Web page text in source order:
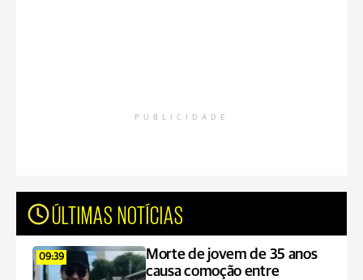
PUBLICIDADE
ÚLTIMAS NOTÍCIAS
09:39
Morte de jovem de 35 anos
causa comoção entre